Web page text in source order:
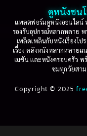
2001
1999
1997
1995
1993
1991
ดูหนังชนโ
แพลตฟอร์มดูหนังออนไลน์
รองรับอุปกรณ์หลากหลาย
เพลิดเพลินกับหนังเรื่องโป
เรื่อง คลังหนังหลากหลาย
เมชัน และหนังครอบครัว พ
ชมทุกวัยสาม
Copyright © 2025